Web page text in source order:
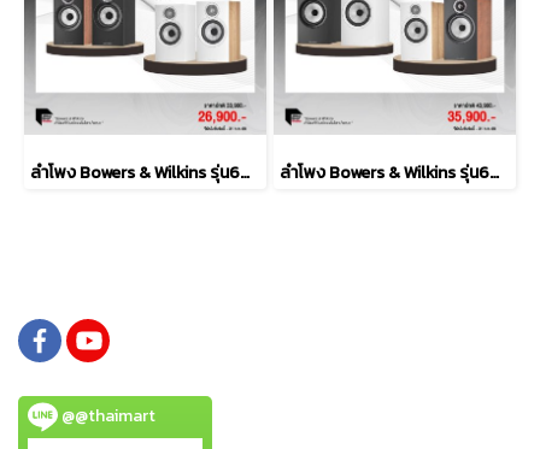
ลำโพง Bowers & Wilkins รุ่น607 S3 ลำโพง Bowers & Wilkins รุ่น606 S3
@@thaimart